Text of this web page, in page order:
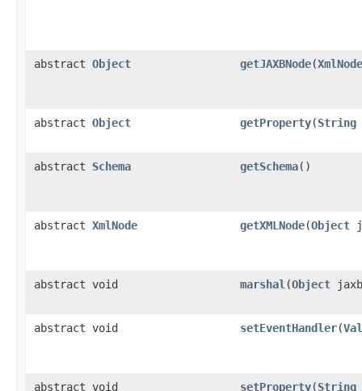
abstract Object getJAXBNode(XmlNode
abstract Object getProperty(String
abstract Schema getSchema()
abstract XmlNode getXMLNode(Object
abstract void marshal (Object
abstract void setEventHandler(
abstract void setProperty(String